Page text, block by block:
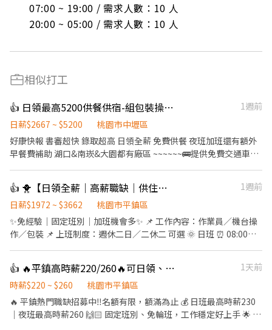
07:00 ~ 19:00 / 需求人數：10 人
20:00 ~ 05:00 / 需求人數：10 人
相似打工
👍 日領最高5200供餐供宿-組包裝操作機台
1週前
日薪$2667 ~ $5200
桃園市中壢區
好康快報 書審超快 錄取超高 日領全薪 免費供餐 夜班加班還有額外
早餐費補助 湖口&南崁&大園都有廠區 ~~~~~~🚌提供免費交通車🚌
08:00~17:30(可彈性加班2h) 中班 14:30~12:00 🌛夜班
20:00~05:30(可彈性加班2h) 薪資:60000~95000 工作內容： 組裝、
包裝、測試、操作機台 ☝️用餐方式:免費 ☝️休假說明:週休六日 #提供
住宿 #免費供餐 #蘆竹 #南崁 #大園 #免費交通車 #日領全薪 #高額週
👍 🐥【日領全薪｜高薪職缺｜供住宿｜平鎮】🐥
1週前
日薪$1972 ~ $3662
桃園市平鎮區
✨免經驗｜固定班別｜加班機會多✨ 📌 工作內容：作業員／機台操
作／包裝 📌 上班制度：週休二日／二休二 可選 🌞 日班 ⏰ 08:00－
二班日班 ⏰ 07:00－19:00（12H） 💰 時薪約 230 元 🌙二休二班夜
班 ⏰ 19:00－07:00（12H） 💰 時薪約 260 元 加班費另計，收入更
穩定！ 💰額外獎金最高4200 💰 ✅ 免經驗可 ✅ 可立即上工 ✅ 冷氣廠
房 ✅ 提供制服 ✅ 提供住宿 ✅ 穩定長期工作 #提供住宿 #平鎮 #中壢
👍 🔥平鎮高時薪220/260🔥可日領、週領‼️固定班別免輪班‼️週休二日💯錄取率高✨
1天前
時薪$220 ~ $260
桃園市平鎮區
🔥 平鎮熱門職缺招募中‼️名額有限，額滿為止 💰 日班最高時薪230
｜夜班最高時薪260 🙌🏻 固定班別、免輪班，工作穩定好上手 🌟 #